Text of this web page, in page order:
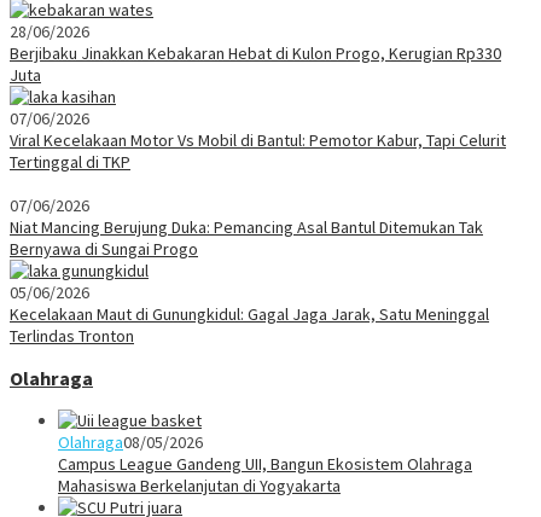
28/06/2026
Berjibaku Jinakkan Kebakaran Hebat di Kulon Progo, Kerugian Rp330
Juta
07/06/2026
Viral Kecelakaan Motor Vs Mobil di Bantul: Pemotor Kabur, Tapi Celurit
Tertinggal di TKP
07/06/2026
Niat Mancing Berujung Duka: Pemancing Asal Bantul Ditemukan Tak
Bernyawa di Sungai Progo
05/06/2026
Kecelakaan Maut di Gunungkidul: Gagal Jaga Jarak, Satu Meninggal
Terlindas Tronton
Olahraga
Olahraga08/05/2026
Campus League Gandeng UII, Bangun Ekosistem Olahraga
Mahasiswa Berkelanjutan di Yogyakarta